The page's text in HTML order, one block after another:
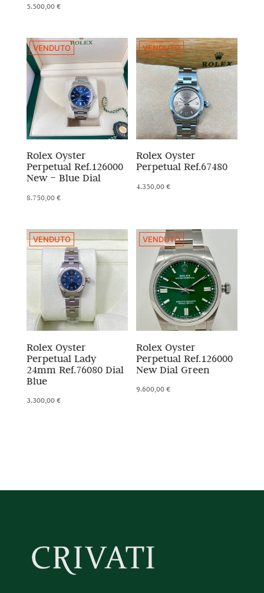
5.500,00€
VENDUTO
Rolex Oyster
Perpetual Ref.126000
New – Blue Dial
8.750,00€
VENDUTO
Rolex Oyster
Perpetual Ref.67480
4.350,00€
VENDUTO
Rolex Oyster
Perpetual Lady
24mm Ref.76080 Dial
Blue
3.300,00€
VENDUTO
Rolex Oyster
Perpetual Ref.126000
New Dial Green
9.600,00€